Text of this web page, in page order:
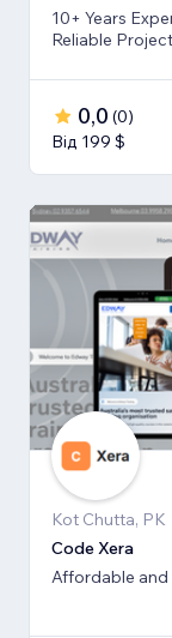
10+ Years Experience Wix
Reliable
0,0 (0)
Від 199 $
Kot Chutta, PK
Code Xera
Affordable and